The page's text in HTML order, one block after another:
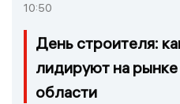
10:50
День строителя:
лидируют на
области